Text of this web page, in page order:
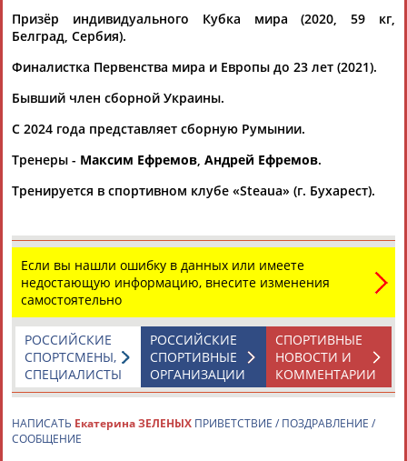
Каримжан
АБДРАХМАНОВ
Аделя
АБДРАХМАНОВААБДУВАЛИЕВ
АБДУЛАЕВ
АБДУЛАЕВ
АБДУЛАЕВ
АБДУЛАЗИЗОВАБДУЛБЕКОВ
Призёр индивидуального Кубка мира (2020, 59 кг,
Белград, Сербия).
Финалистка Первенства мира и Европы до 23 лет (2021).
Бывший член сборной Украины.
С 2024 года представляет сборную Румынии.
Тренеры - Максим Ефремов, Андрей Ефремов.
Тренируется в спортивном клубе «Steaua» (г. Бухарест).
Если вы нашли ошибку в данных или имеете
недостающую информацию, внесите изменения
самостоятельно
СПОРТИВНЫЕ
НОВОСТИ И
КОММЕНТАРИИ
РОССИЙСКИЕ
СПОРТИВНЫЕ
ОРГАНИЗАЦИИ
РОССИЙСКИЕ
СПОРТСМЕНЫ,
СПЕЦИАЛИСТЫ
НАПИСАТЬ Екатерина ЗЕЛЕНЫХ ПРИВЕТСТВИЕ / ПОЗДРАВЛЕНИЕ /
СООБЩЕНИЕ